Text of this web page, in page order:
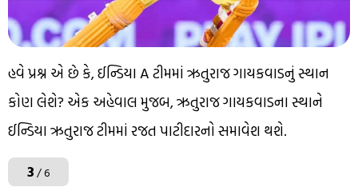
હવે પ્રશ્ન એ છે કે, ઈન્ડિયા A ટીમમાં ઋતુરાજ ગાયકવાડનું સ્થાન
કોણ લેશે? એક અહેવાલ મુજબ, ઋતુરાજ ગાયકવાડના સ્થાને
ઈન્ડિયા ઋતુરાજ ટીમમાં રજત પાટીદારનો સમાવેશ થશે.
3/ 6